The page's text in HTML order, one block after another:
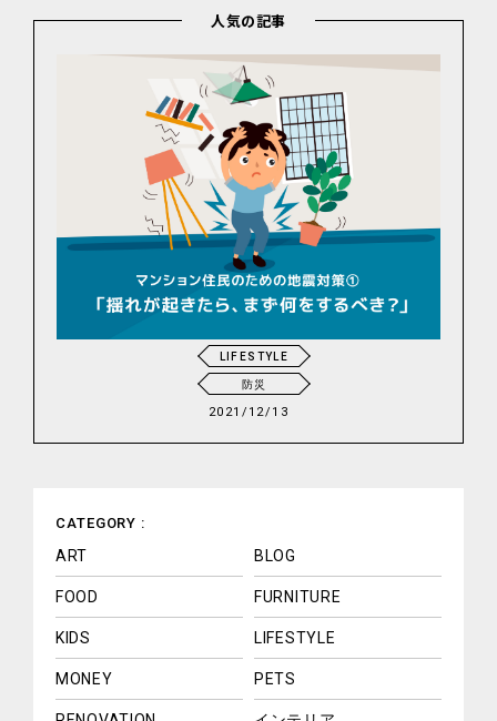
人気の記事
LIFESTYLE
防災
2021/12/13
CATEGORY :
ART BLOG
FOOD FURNITURE
KIDS LIFESTYLE
MONEY PETS